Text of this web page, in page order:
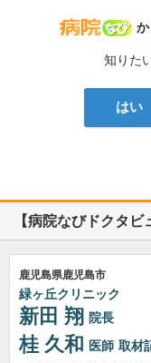
病
知りた
はい
【病院なびドクタ
鹿児島県鹿児島市
緑ヶ丘クリニック
新田 翔 院長
桂 久和 医師 取材